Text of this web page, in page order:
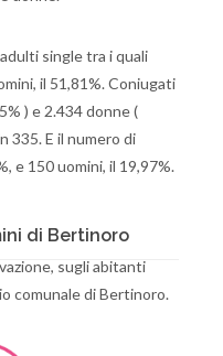
single tra i quali
il 51,81%. Coniugati
) e 2.434 donne (
335. E il numero di
e 150 uomini, il 19,97%.
di Bertinoro
sugli abitanti
comunale di Bertinoro.